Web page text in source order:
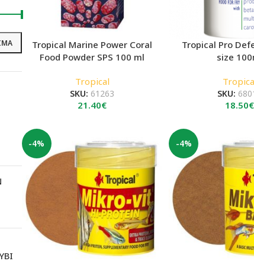
Tropical Marine Power Coral
Food Powder SPS 100 ml
Tropical
SKU: 61263
21.40€
Tropical Pro
size
SKU:
18.50€
-4% -4%